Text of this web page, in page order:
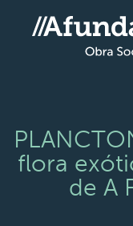
flora
de A